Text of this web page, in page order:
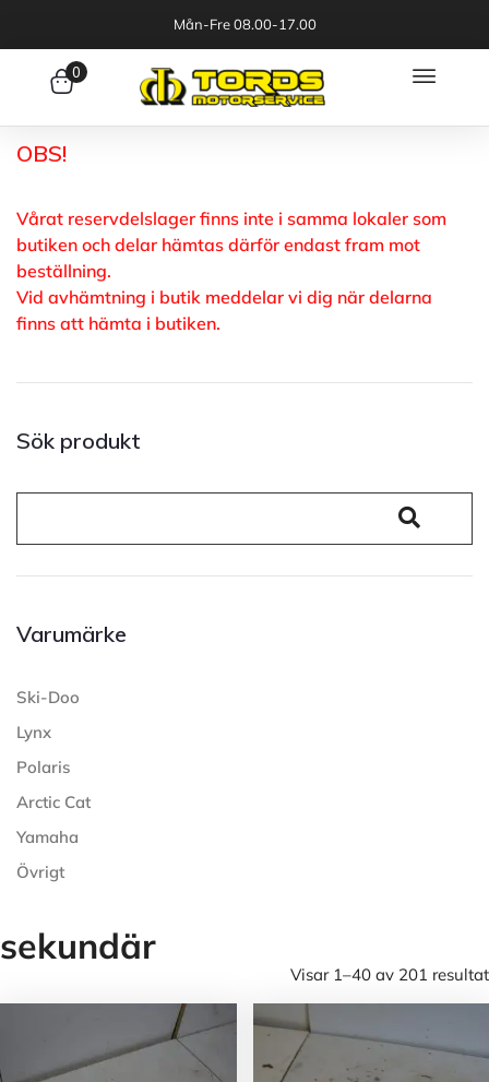
Mån-Fre 08.00-17.00
0
OBS!
Vårat reservdelslager finns inte i samma lokaler som
butiken och delar hämtas därför endast fram mot
beställning.
Vid avhämtning i butik meddelar vi dig när delarna
finns att hämta i butiken.
Sök produkt
Varumärke
Ski-Doo
Lynx
Polaris
Arctic Cat
Yamaha
Övrigt
sekundär
Visar 1–40 av 201 resultat